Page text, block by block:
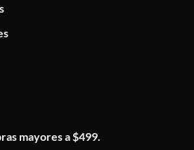
mayores a $499.